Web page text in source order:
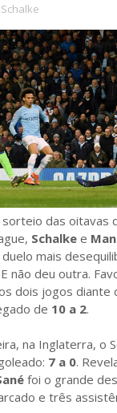
Schalke
sorteio das oitavas
Schalkee
mais
não deu outra.
dois jogos diante
de 10 a 2.
na Inglaterra, o
7 a 0.
foi o grande
e três